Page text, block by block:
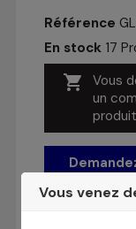
Référence
En stock 17

Vous
un
produit
Vous venez